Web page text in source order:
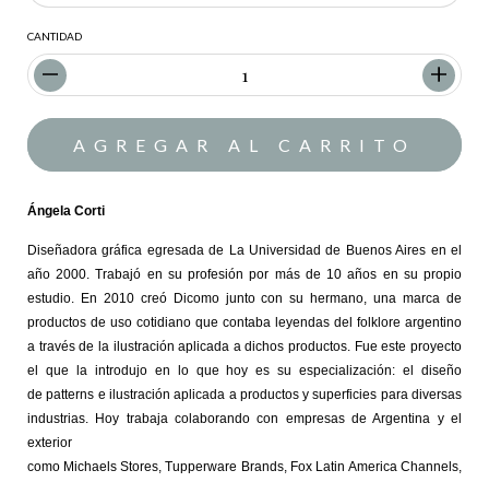
CANTIDAD
Ángela Corti
Diseñadora gráfica egresada de La Universidad de Buenos Aires en el
año 2000. Trabajó en su profesión por más de 10 años en su propio
estudio. En 2010 creó Dicomojunto con su hermano, una marca de
productos de uso cotidiano que contaba leyendas del folklore argentino
a través de la ilustración aplicada a dichos productos. Fue este proyecto
el que la introdujo en lo que hoy es su especialización: el diseño
depatterns e ilustración aplicada a productos y superficies para diversas
industrias. Hoy trabaja colaborando con empresas de Argentina y el
exterior
como MichaelsStores,Tupperware Brands, Fox Latin America Channels,